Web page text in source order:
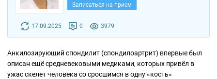
Записаться на прием
17.09.2025 0 3979
Анкилозирующий спондилит (спондилоартрит) впервые был
описан ещё средневековыми медиками, которых привёл в
ужас скелет человека со сросшимся в одну «кость»